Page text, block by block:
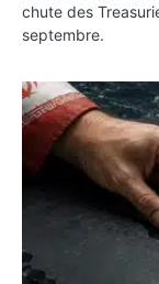
chute des
septembre.
Ormuz : l’Iran